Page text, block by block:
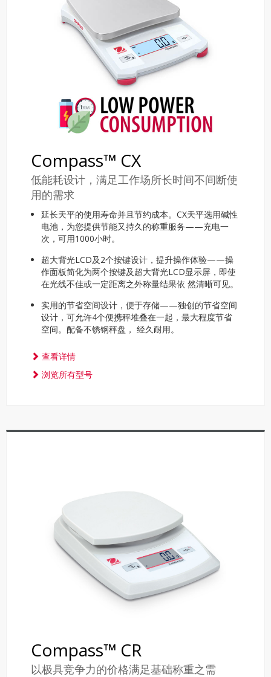
Compass™ CX
低能耗设计，满足工作场所长时间不间断使
用的需求
延长天平的使用寿命并且节约成本。CX天平选用碱性
电池，为您提供节能又持久的称重服务——充电一
次，可用1000小时。
超大背光LCD及2个按键设计，提升操作体验——操
作面板简化为两个按键及超大背光LCD显示屏，即使
在光线不佳或一定距离之外称量结果依 然清晰可见。
实用的节省空间设计，便于存储——独创的节省空间
设计，可允许4个便携秤堆叠在一起，最大程度节省
空间。配备不锈钢秤盘， 经久耐用。
查看详情
浏览所有型号
Compass™ CR
以极具竞争力的价格满足基础称重之需